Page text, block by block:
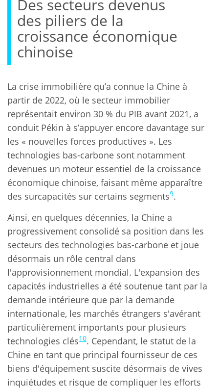
Des secteurs devenus
des piliers de la
croissance économique
chinoise
La crise immobilière qu’a connue la Chine à
partir de 2022, où le secteur immobilier
représentait environ 30 % du PIB avant 2021, a
conduit Pékin à s’appuyer encore davantage sur
les « nouvelles forces productives ». Les
technologies bas-carbone sont notamment
devenues un moteur essentiel de la croissance
économique chinoise, faisant même apparaître
des surcapacités sur certains segments9.
Ainsi, en quelques décennies, la Chine a
progressivement consolidé sa position dans les
secteurs des technologies bas-carbone et joue
désormais un rôle central dans
l'approvisionnement mondial. L'expansion des
capacités industrielles a été soutenue tant par la
demande intérieure que par la demande
internationale, les marchés étrangers s'avérant
particulièrement importants pour plusieurs
technologies clés10. Cependant, le statut de la
Chine en tant que principal fournisseur de ces
biens d'équipement suscite désormais de vives
inquiétudes et risque de compliquer les efforts